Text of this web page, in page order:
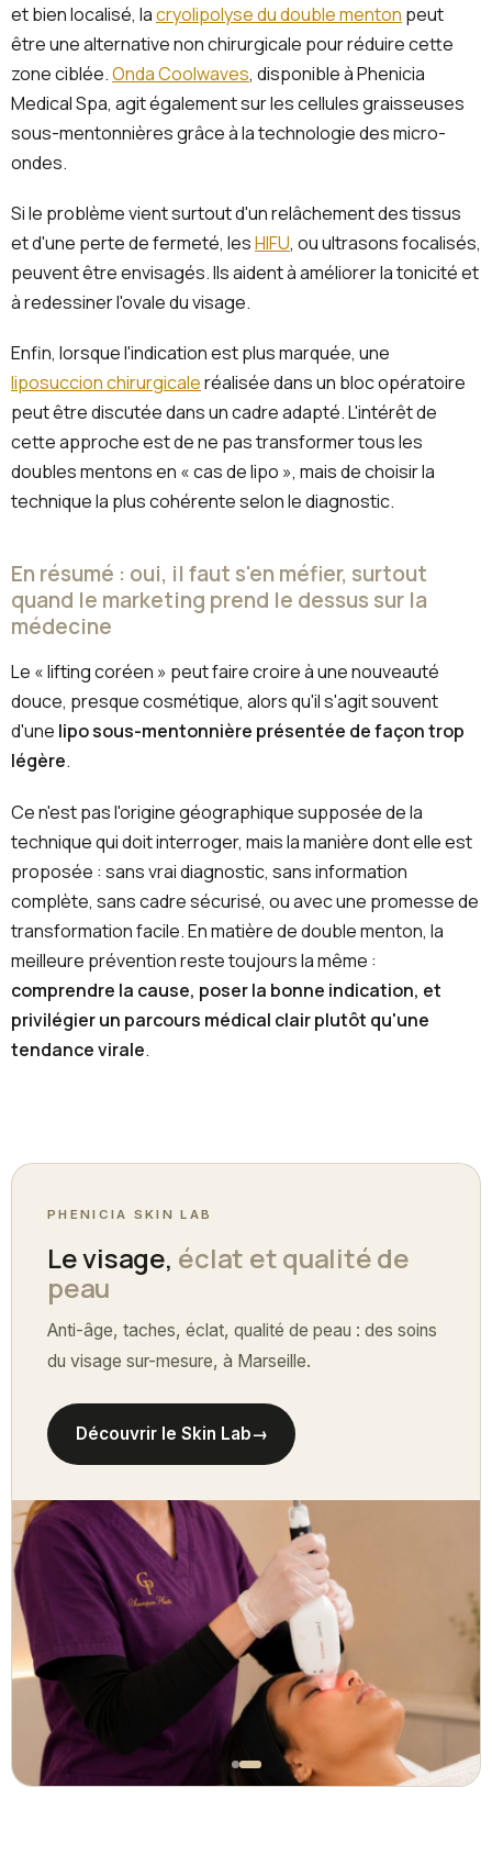
et bien localisé, lacryolipolyse du double menton peut
être une alternative non chirurgicale pour réduire cette
zone ciblée.Onda Coolwaves, disponible à Phenicia
Medical Spa, agit également sur les cellules graisseuses
sous-mentonnières grâce à la technologie des micro-
ondes.
Si le problème vient surtout d'un relâchement des tissus
et d'une perte de fermeté, lesHIFU, ou ultrasons focalisés,
peuvent être envisagés. Ils aident à améliorer la tonicité et
à redessiner l'ovale du visage.
Enfin, lorsque l'indication est plus marquée, une
liposuccion chirurgicaleréalisée dans un bloc opératoire
peut être discutée dans un cadre adapté. L'intérêt de
cette approche est de ne pas transformer tous les
doubles mentons en « cas de lipo », mais de choisir la
technique la plus cohérente selon le diagnostic.
En résumé : oui, il faut s'en méfier, surtout
quand le marketing prend le dessus sur la
médecine
Le « lifting coréen » peut faire croire à une nouveauté
douce, presque cosmétique, alors qu'il s'agit souvent
d'une lipo sous-mentonnière présentée de façon trop
légère.
Ce n'est pas l'origine géographique supposée de la
technique qui doit interroger, mais la manière dont elle est
proposée : sans vrai diagnostic, sans information
complète, sans cadre sécurisé, ou avec une promesse de
transformation facile. En matière de double menton, la
meilleure prévention reste toujours la même :
comprendre la cause, poser la bonne indication, et
privilégier un parcours médical clair plutôt qu'une
tendance virale.
PHENICIA SKIN LAB
Le visage, éclat et qualité de
peau
Anti-âge, taches, éclat, qualité de peau : des soins
du visage sur-mesure, à Marseille.
Découvrir le Skin Lab→